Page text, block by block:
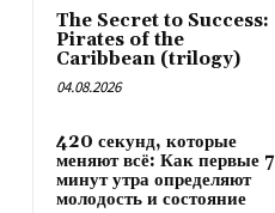
The Secret to Success:
Pirates of the
Caribbean (trilogy)
04.08.2026
420 секунд, которые
меняют всё: Как первые 7
минут утра определяют
молодость и состояние